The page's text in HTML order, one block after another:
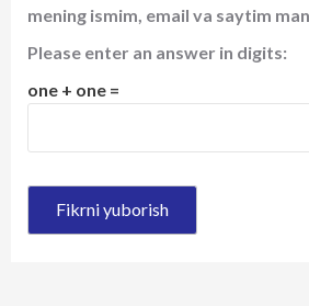
mening ismim, email va saytim
Please enter an answer in digits:
one + one =